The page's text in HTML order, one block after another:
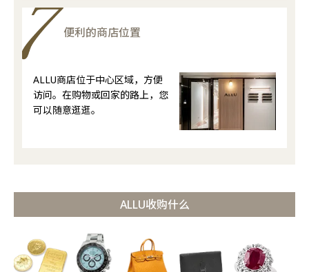
便利的商店位置
ALLU商店位于中心区域，方便
访问。在购物或回家的路上，您
可以随意逛逛。
ALLU收购什么